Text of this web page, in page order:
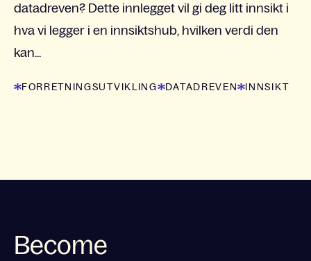
datadreven? Dette innlegget vil gi deg litt innsikt i
hva vi legger i en innsiktshub, hvilken verdi den
kan...
FORRETNINGSUTVIKLING DATADREVEN INNSIKT
Become